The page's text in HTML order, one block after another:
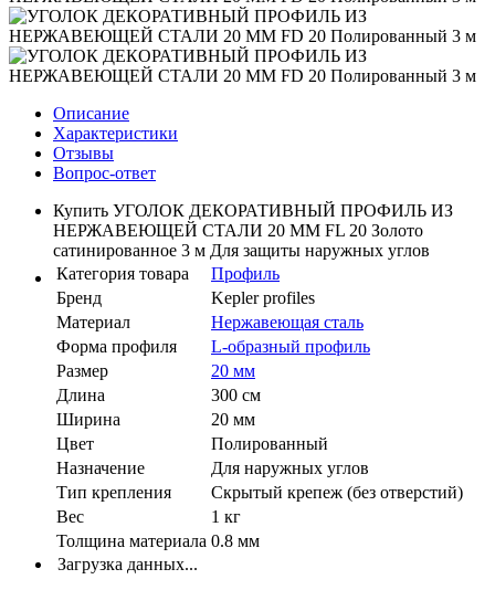
Описание
Характеристики
Отзывы
Вопрос-ответ
Купить УГОЛОК ДЕКОРАТИВНЫЙ ПРОФИЛЬ ИЗ
НЕРЖАВЕЮЩЕЙ СТАЛИ 20 ММ FL 20 Золото
сатинированное 3 м Для защиты наружных углов
Категория товара
Профиль
Бренд
Kepler profiles
Материал
Нержавеющая сталь
Форма профиля
L-образный профиль
Размер
20 мм
Длина
300 см
Ширина
20 мм
Цвет
Полированный
Назначение
Для наружных углов
Тип крепления
Скрытый крепеж (без отверстий)
Вес
1 кг
Толщина материала 0.8 мм
Загрузка данных...